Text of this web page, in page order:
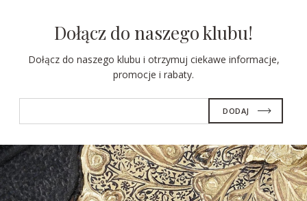
Dołącz do naszego klubu!
Dołącz do naszego klubu i otrzymuj ciekawe informacje,
promocje i rabaty.